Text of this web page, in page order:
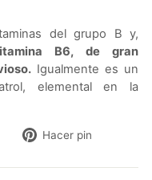
del grupo B y,
B6, de gran
. Igualmente es un
elemental en la
Tuitear
Twitter
Hacer pin
Pinterest